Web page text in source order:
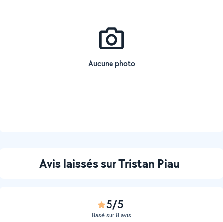
Aucune photo
Avis laissés sur Tristan Piau
5/5
Basé sur 8 avis